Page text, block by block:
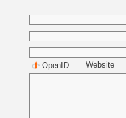
OpenID. Website